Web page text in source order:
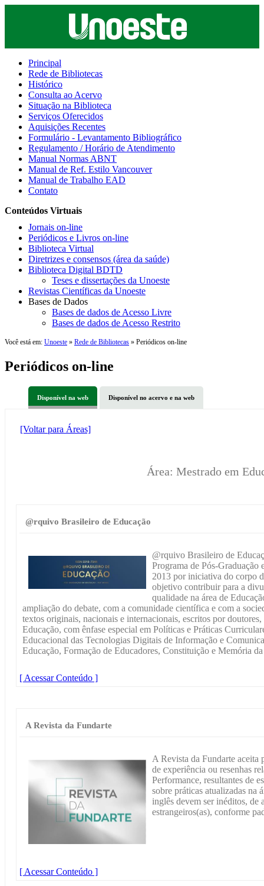
Principal
Rede de Bibliotecas
Histórico
Consulta ao Acervo
Situação na Biblioteca
Serviços Oferecidos
Aquisições Recentes
Formulário - Levantamento Bibliográfico
Regulamento / Horário de Atendimento
Manual Normas ABNT
Manual de Ref. Estilo Vancouver
Manual de Trabalho EAD
Contato
Conteúdos Virtuais
Jornais on-line
Periódicos e Livros on-line
Biblioteca Virtual
Diretrizes e consensos (área da saúde)
Biblioteca Digital BDTD
Teses e dissertações da Unoeste
Revistas Científicas da Unoeste
Bases de Dados
Bases de dados de Acesso Livre
Bases de dados de Acesso Restrito
Você está em: Unoeste » Rede de Bibliotecas » Periódicos on-line
Periódicos on-line
Disponível na web Disponível no acervo e na web
[Voltar para Áreas]
Área: Mestrado em
@rquivo Brasileiro de Educação
@rquivo Brasileiro de
Programa de Pós-
2013 por iniciativa do corpo
objetivo contribuir para a
qualidade na área de
ampliação do debate, com a comunidade científica e com a
textos originais, nacionais e internacionais, escritos por doutores,
Educação, com ênfase especial em Políticas e Práticas
Educacional das Tecnologias Digitais de Informação e
Educação, Formação de Educadores, Constituição e Memória
[ Acessar Conteúdo ]
A Revista da Fundarte
A Revista da Fundarte aceita
de experiência ou resenhas
Performance, resultantes de
sobre práticas atualizadas na
inglês devem ser inéditos, de
estrangeiros(as), conforme
[ Acessar Conteúdo ]